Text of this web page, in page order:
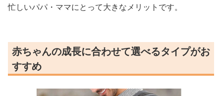
忙しいパパ・ママにとって大きなメリットです。
赤ちゃんの成長に合わせて選べるタイプがお
すすめ